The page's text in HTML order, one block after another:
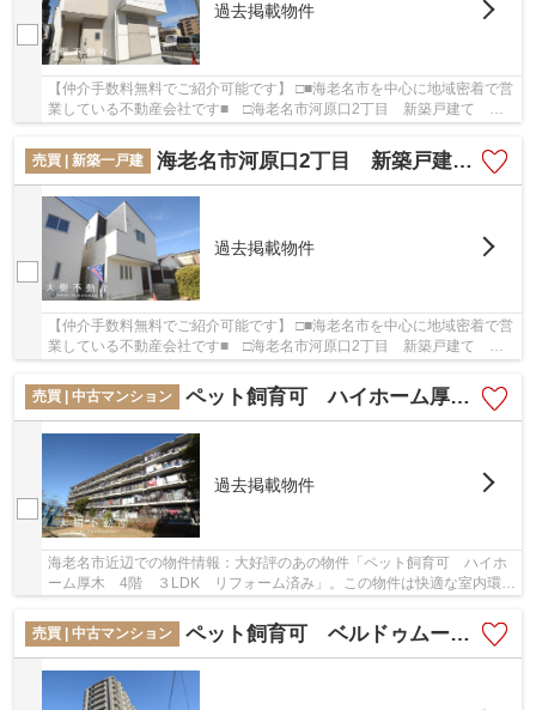
過去掲載物件
【仲介手数料無料でご紹介可能です】 □■海老名市を中心に地域密着で営
業している不動産会社です■ □海老名市河原口2丁目 新築戸建て 全2
売買 | 新築一戸建
海老名市河原口2丁目 新築戸建て 全２棟 【仲介手数料無料】
過去掲載物件
【仲介手数料無料でご紹介可能です】 □■海老名市を中心に地域密着で営
業している不動産会社です■ □海老名市河原口2丁目 新築戸建て 全2
棟 【仲介手数料無料】：小田急小田原線厚木...
売買 | 中古マンション
ペット飼育可 ハイホーム厚木 4階 ３LDK リフォーム済み
過去掲載物件
海老名市近辺での物件情報：大好評のあの物件「ペット飼育可 ハイホ
ーム厚木 4階 ３LDK リフォーム済み」。この物件は快適な室内環境
売買 | 中古マンション
ペット飼育可 ベルドゥムール海老名弐番館4階３LDKリフォーム済み【仲介手数料無料】